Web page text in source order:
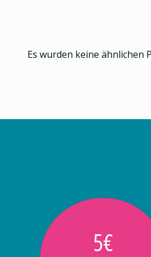
Es wurden keine ähnlichen
5€